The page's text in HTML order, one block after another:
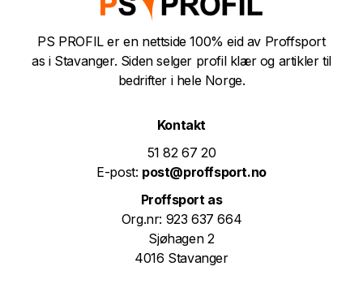
PS PROFIL er en nettside 100% eid av Proffsport
as i Stavanger. Siden selger profil klær og artikler til
bedrifter i hele Norge.
Kontakt
51 82 67 20
E-post: post@proffsport.no
Proffsport as
Org.nr: 923 637 664
Sjøhagen 2
4016 Stavanger